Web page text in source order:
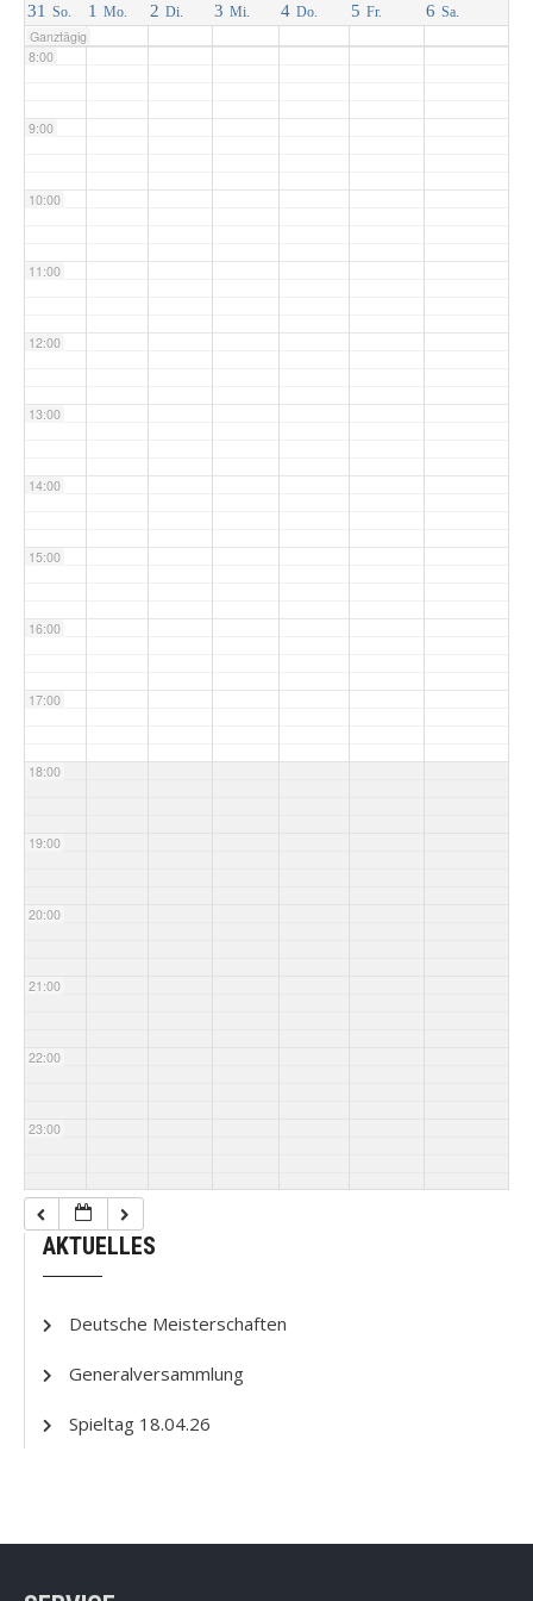
31 So. 1 Mo. 2 Di. 3 Mi. 4 Do. 5 Fr. 6 Sa.
Ganztägig
8:00
9:00
10:00
11:00
12:00
13:00
14:00
15:00
16:00
17:00
18:00
19:00
20:00
21:00
22:00
23:00
AKTUELLES
Deutsche Meisterschaften
Generalversammlung
Spieltag 18.04.26